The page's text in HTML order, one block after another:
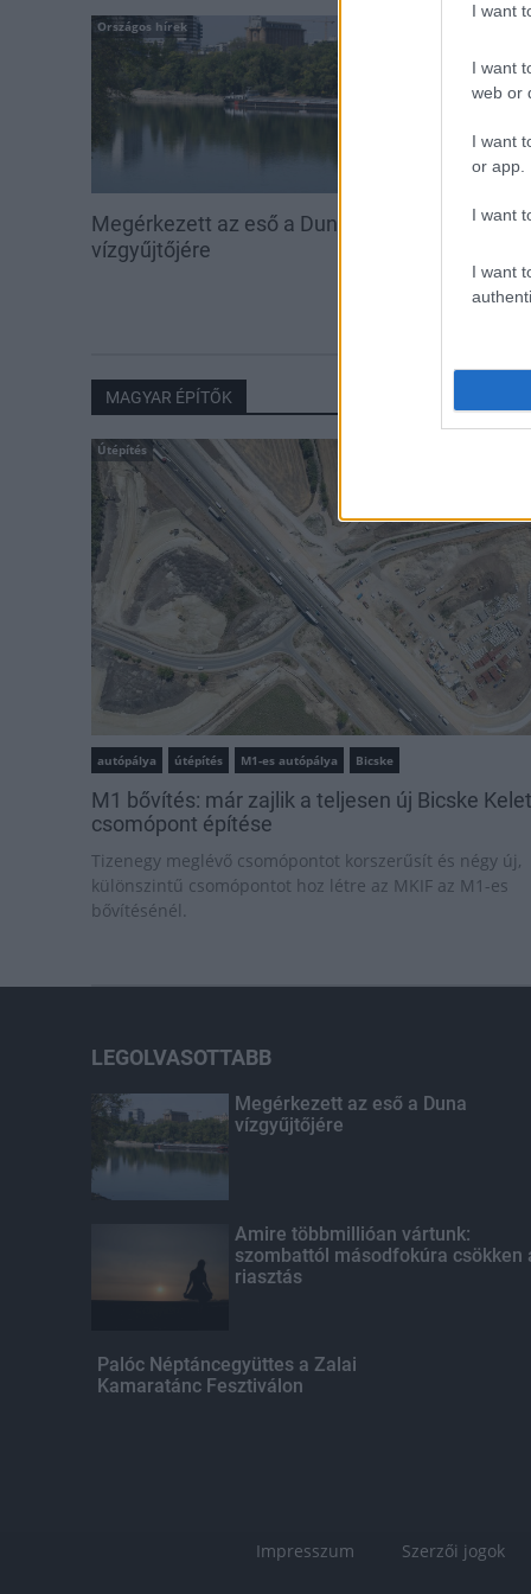
I want
I want
web or
I want
or app.
I want
I want
Országos hírek
Megérkezett az eső a Duna
vízgyűjtőjére
Amire
csökken a
MAGYAR ÉPÍTŐK
Útépítés
autópálya útépítés M1-es autópálya Bicske
M1 bővítés: már zajlik a teljesen új Bicske Kelet
csomópont építése
Tizenegy meglévő csomópontot korszerűsít és négy új,
különszintű csomópontot hoz létre az MKIF az M1-es
bővítésénél.
LEGOLVASOTTABB
Megérkezett az eső a Duna
vízgyűjtőjére
Amire többmillióan vártunk:
szombattól másodfokúra csökken
riasztás
Palóc Néptáncegyüttes a Zalai
Kamaratánc Fesztiválon
Impresszum Szerzői jogok